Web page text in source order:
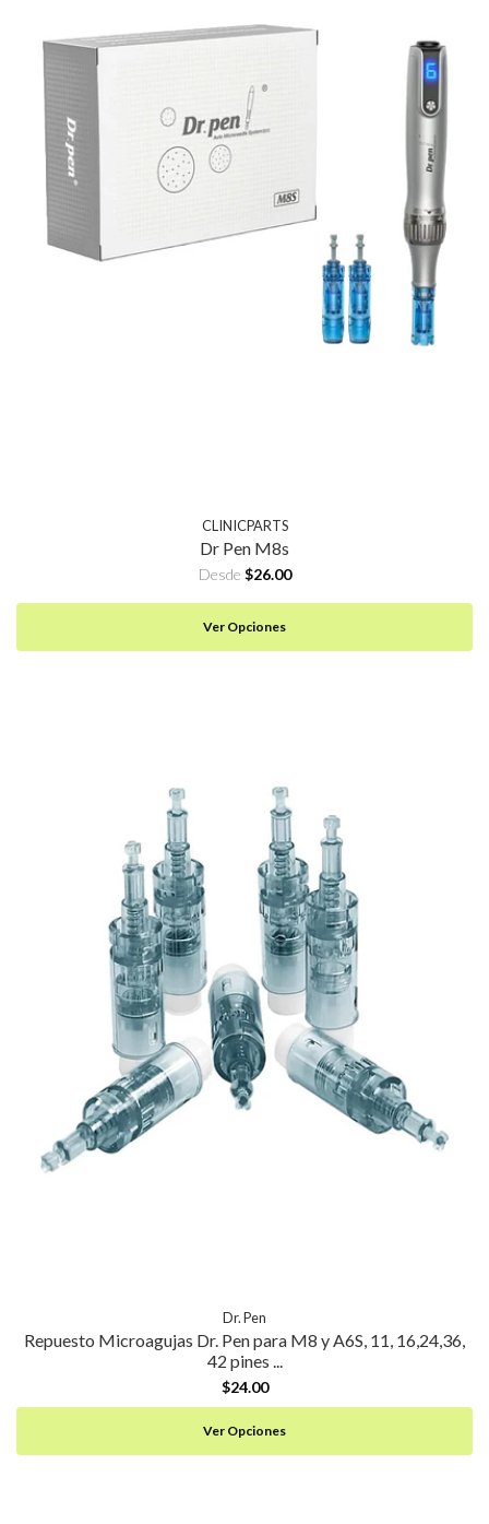
CLINICPARTS
Dr Pen M8s
Desde $26.00
Ver Opciones
Dr. Pen
Repuesto Microagujas Dr. Pen para M8 y A6S, 11, 16,24,36,
42 pines ...
$24.00
Ver Opciones